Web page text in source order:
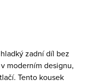
zadní díl bez
moderním designu,
Tento kousek